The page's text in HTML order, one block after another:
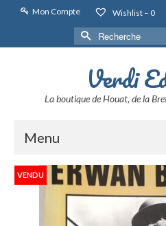
Mon Compte Wishlist – 0
Rechercher :
Verdi
La boutique de Houat, de la
Menu
VENDU